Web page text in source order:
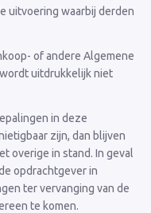
uitvoering waarbij derden
of andere Algemene
uitdrukkelijk niet
in deze
zijn, dan blijven
overige in stand. In geval
opdrachtgever in
ter vervanging van de
te komen.